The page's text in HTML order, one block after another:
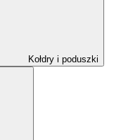
Kołdry i poduszki